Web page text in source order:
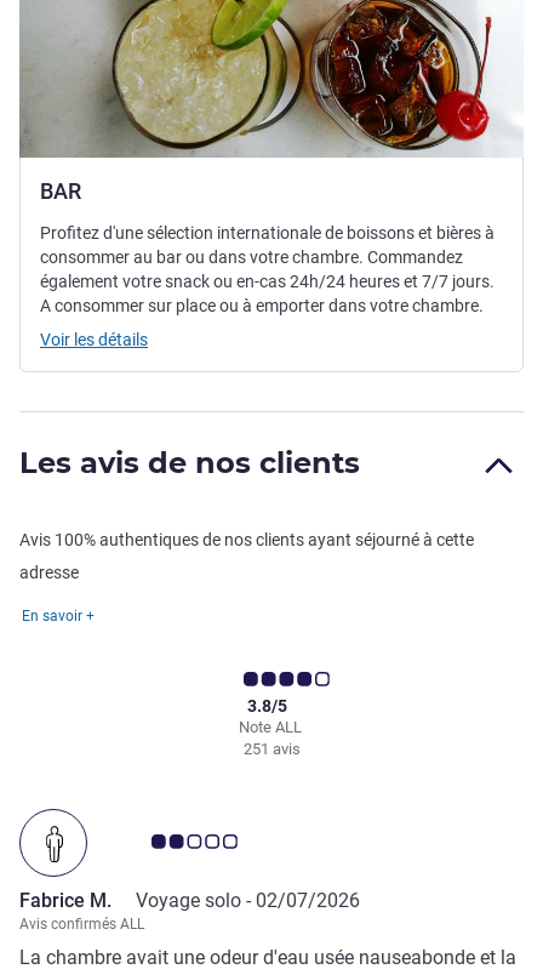
BAR
Profitez d'une sélection internationale de boissons et bières à
consommer au bar ou dans votre chambre. Commandez
également votre snack ou en-cas 24h/24 heures et 7/7 jours.
A consommer sur place ou à emporter dans votre chambre.
Voir les détails
Les avis de nos clients
Avis 100% authentiques de nos clients ayant séjourné à cette
adresse
En savoir +
Note ALL
3.8/5
251 avis
Note Avis clients 2.0/5
Fabrice M. Voyage solo - 02/07/2026
Avis confirmés ALL
La chambre avait une odeur d'eau usée nauseabonde et la